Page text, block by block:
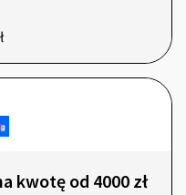
kwotę od 4000 zł